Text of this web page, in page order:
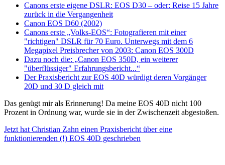
Canons erste eigene DSLR: EOS D30 – oder: Reise 15 Jahre
zurück in die Vergangenheit
Canon EOS D60 (2002)
Canons erste „Volks-EOS“: Fotografieren mit einer
"richtigen" DSLR für 70 Euro. Unterwegs mit dem 6
Megapixel Preisbrecher von 2003: Canon EOS 300D
Dazu noch die: „Canon EOS 350D, ein weiterer
"überflüssiger" Erfahrungsbericht...“
Der Praxisbericht zur EOS 40D würdigt deren Vorgänger
20D und 30 D gleich mit
Das genügt mir als Erinnerung! Da meine EOS 40D nicht 100
Prozent in Ordnung war, wurde sie in der Zwischenzeit abgestoßen.
Jetzt hat Christian Zahn einen Praxisbericht über eine
funktionierenden (!) EOS 40D geschrieben